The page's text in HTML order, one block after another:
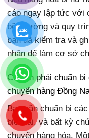
cáo ngay lập tức với
bồi thường và quy
bạn đã kiểm tra và
nhận để làm cơ sở
Có cần phải chuẩn
chuyển hàng Đồng
Bạn cần chuẩn bị
biên lai, và bất kỳ
chuyển hàng hóa.